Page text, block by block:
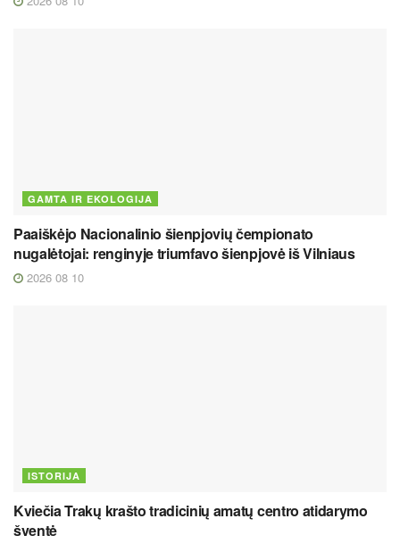
GAMTA IR EKOLOGIJA
Paaiškėjo Nacionalinio šienpjovių čempionato
nugalėtojai: renginyje triumfavo šienpjovė iš Vilniaus
2026 08 10
ISTORIJA
Kviečia Trakų krašto tradicinių amatų centro atidarymo
šventė